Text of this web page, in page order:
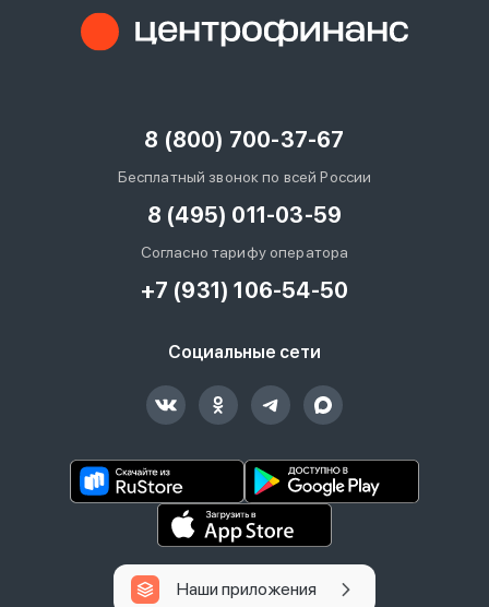
8 (800) 700-37-67
Бесплатный звонок по всей России
8 (495) 011-03-59
Согласно тарифу оператора
+7 (931) 106-54-50
Социальные сети
Наши приложения